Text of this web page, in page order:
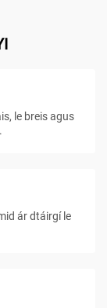
le breis agus
ár dtáirgí le